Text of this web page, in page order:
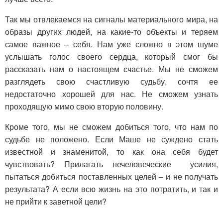
Так мы отвлекаемся на сигналы материального мира, на
образы других людей, на какие-то объекты и теряем
самое важное – себя. Нам уже сложно в этом шуме
услышать голос своего сердца, который смог бы
рассказать нам о настоящем счастье. Мы не сможем
разглядеть свою счастливую судьбу, сочтя ее
недостаточно хорошей для нас. Не сможем узнать
проходящую мимо свою вторую половину.
Кроме того, мы не сможем добиться того, что нам по
судьбе не положено. Если Маше не суждено стать
известной и знаменитой, то как она себя будет
чувствовать? Прилагать нечеловеческие усилия,
пытаться добиться поставленных целей – и не получать
результата? А если всю жизнь на это потратить, и так и
не прийти к заветной цели?